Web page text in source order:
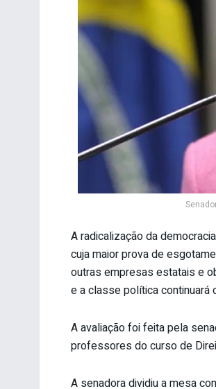
A radicalização da
cuja maior prova de
outras empresas estatais e
e a classe política continuará
A avaliação foi feita pela
professores do curso de
A senadora dividiu a mesa